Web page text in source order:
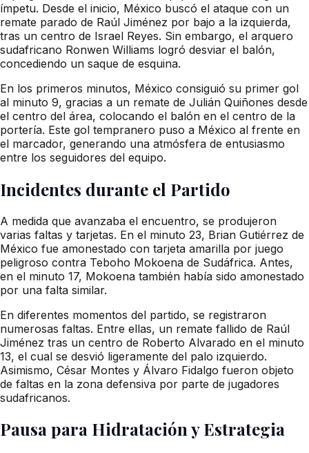
ímpetu. Desde el inicio, México buscó el ataque con un
remate parado de Raúl Jiménez por bajo a la izquierda,
tras un centro de Israel Reyes. Sin embargo, el arquero
sudafricano Ronwen Williams logró desviar el balón,
concediendo un saque de esquina.
En los primeros minutos, México consiguió su primer gol
al minuto 9, gracias a un remate de Julián Quiñones desde
el centro del área, colocando el balón en el centro de la
portería. Este gol tempranero puso a México al frente en
el marcador, generando una atmósfera de entusiasmo
entre los seguidores del equipo.
Incidentes durante el Partido
A medida que avanzaba el encuentro, se produjeron
varias faltas y tarjetas. En el minuto 23, Brian Gutiérrez de
México fue amonestado con tarjeta amarilla por juego
peligroso contra Teboho Mokoena de Sudáfrica. Antes,
en el minuto 17, Mokoena también había sido amonestado
por una falta similar.
En diferentes momentos del partido, se registraron
numerosas faltas. Entre ellas, un remate fallido de Raúl
Jiménez tras un centro de Roberto Alvarado en el minuto
13, el cual se desvió ligeramente del palo izquierdo.
Asimismo, César Montes y Álvaro Fidalgo fueron objeto
de faltas en la zona defensiva por parte de jugadores
sudafricanos.
Pausa para Hidratación y Estrategia